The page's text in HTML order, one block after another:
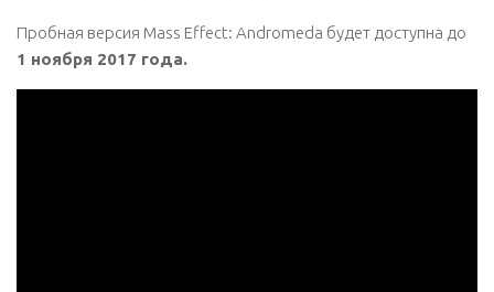
Пробная версия Mass Effect: Andromeda будет доступна до
1 ноября 2017 года.